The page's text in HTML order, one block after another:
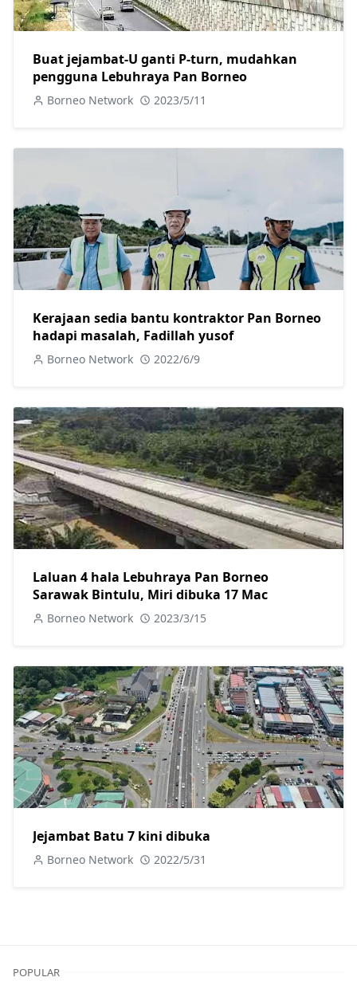
Buat jejambat-U ganti P-turn, mudahkan
pengguna Lebuhraya Pan Borneo
Borneo Network 2023/5/11
Kerajaan sedia bantu kontraktor Pan Borneo
hadapi masalah, Fadillah yusof
Borneo Network 2022/6/9
Laluan 4 hala Lebuhraya Pan Borneo
Sarawak Bintulu, Miri dibuka 17 Mac
Borneo Network 2023/3/15
Jejambat Batu 7 kini dibuka
Borneo Network 2022/5/31
POPULAR